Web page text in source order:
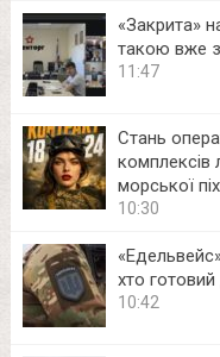
«Закрита»
такою вже
11:47
Стань
комплексів
морської
10:30
хто
10:42